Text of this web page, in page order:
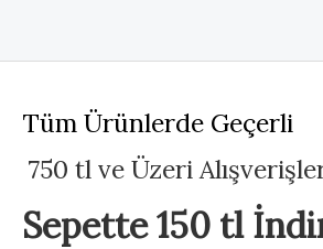
Tüm Ürünlerde Geçerli
750 tl ve Üzeri
Sepette 150 tl